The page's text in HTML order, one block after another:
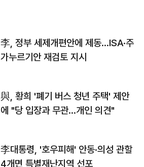
李, 정부 세제개편안에 제동…ISA·주
가누르기안 재검토 지시
與, 황희 '폐기 버스 청년 주택' 제안
에 "당 입장과 무관…개인 의견"
李대통령, '호우피해' 안동·의성 관할
4개면 특별재난지역 선포